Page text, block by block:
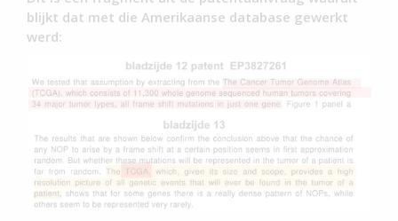
blijkt dat met die Amerikaanse database gewerkt
werd: